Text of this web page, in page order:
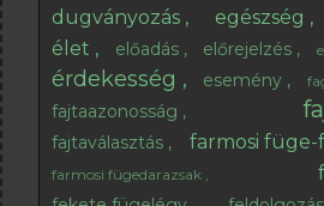
dugványozás egészség
élet előadás előrejelzés
érdekesség esemény
fajtaazonosság
fajtaválasztás farmosi
farmosi fügedarazsak